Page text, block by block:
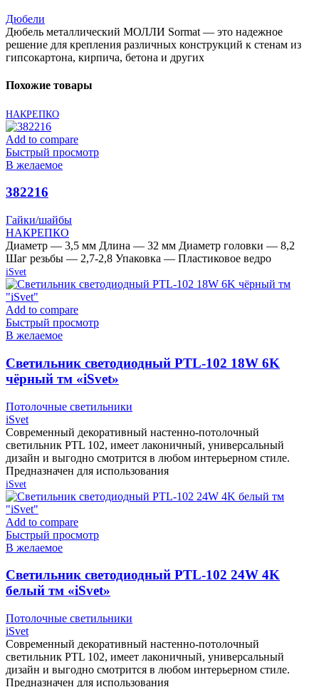
Дюбели
Дюбель металлический МОЛЛИ Sormat — это надежное
решение для крепления различных конструкций к стенам из
гипсокартона, кирпича, бетона и других
Похожие товары
НАКРЕПКО
Add to compare
Быстрый просмотр
В желаемое
382216
Гайки/шайбы
НАКРЕПКО
Диаметр — 3,5 мм Длина — 32 мм Диаметр головки — 8,2
Шаг резьбы — 2,7-2,8 Упаковка — Пластиковое ведро
iSvet
Add to compare
Быстрый просмотр
В желаемое
Cветильник светодиодный PTL-102 18W 6K
чёрный тм «iSvet»
Потолочные светильники
iSvet
Современный декоративный настенно-потолочный
светильник PTL 102, имеет лаконичный, универсальный
дизайн и выгодно смотрится в любом интерьерном стиле.
Предназначен для использования
iSvet
Add to compare
Быстрый просмотр
В желаемое
Cветильник светодиодный PTL-102 24W 4K
белый тм «iSvet»
Потолочные светильники
iSvet
Современный декоративный настенно-потолочный
светильник PTL 102, имеет лаконичный, универсальный
дизайн и выгодно смотрится в любом интерьерном стиле.
Предназначен для использования